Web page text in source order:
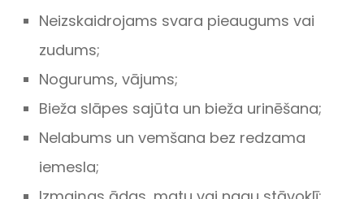
Neizskaidrojams svara pieaugums vai
zudums;
Nogurums, vājums;
Bieža slāpes sajūta un bieža urinēšana;
Nelabums un vemšana bez redzama
iemesla;